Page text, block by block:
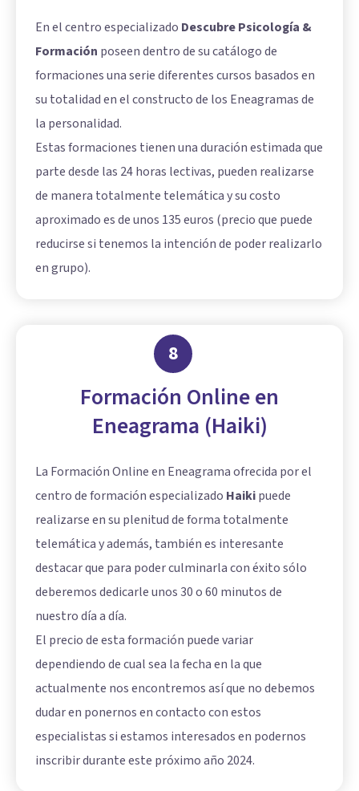
En el centro especializado Descubre Psicología &
Formación poseen dentro de su catálogo de
formaciones una serie diferentes cursos basados en
su totalidad en el constructo de los Eneagramas de
la personalidad.
Estas formaciones tienen una duración estimada que
parte desde las 24 horas lectivas, pueden realizarse
de manera totalmente telemática y su costo
aproximado es de unos 135 euros (precio que puede
reducirse si tenemos la intención de poder realizarlo
en grupo).
8
Formación Online en
Eneagrama (Haiki)
La Formación Online en Eneagrama ofrecida por el
centro de formación especializado Haikipuede
realizarse en su plenitud de forma totalmente
telemática y además, también es interesante
destacar que para poder culminarla con éxito sólo
deberemos dedicarle unos 30 o 60 minutos de
nuestro día a día.
El precio de esta formación puede variar
dependiendo de cual sea la fecha en la que
actualmente nos encontremos así que no debemos
dudar en ponernos en contacto con estos
especialistas si estamos interesados en podernos
inscribir durante este próximo año 2024.